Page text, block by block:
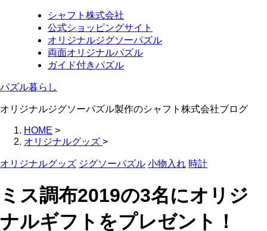
シャフト株式会社
公式ショッピングサイト
オリジナルジグソーパズル
両面オリジナルパズル
ガイド付きパズル
パズル暮らし
オリジナルジグソーパズル製作のシャフト株式会社ブログ
HOME >
オリジナルグッズ >
オリジナルグッズ ジグソーパズル 小物入れ 時計
ミス調布2019の3名にオリジ
ナルギフトをプレゼント！